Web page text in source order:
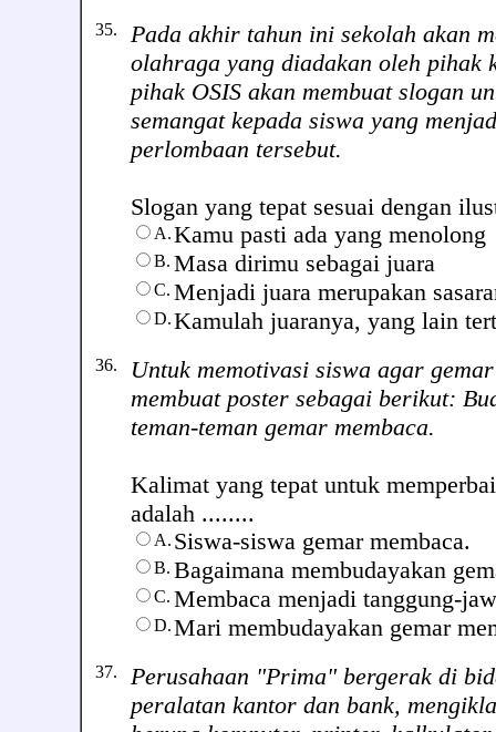
35. Pada akhir tahun ini sekolah akan
olahraga yang diadakan oleh pihak
pihak OSIS akan membuat slogan
semangat kepada siswa yang
perlombaan tersebut.
Slogan yang tepat sesuai dengan
A.Kamu pasti ada yang menolong
B. Masa dirimu sebagai juara
C. Menjadi juara merupakan
D.Kamulah juaranya, yang lain
36.
Untuk memotivasi siswa agar
membuat poster sebagai berikut:
teman-teman gemar membaca.
Kalimat yang tepat untuk
adalah ........
A. Siswa-siswa gemar membaca.
B. Bagaimana membudayakan
C. Membaca menjadi tanggung-
D.Mari membudayakan gemar
37. Perusahaan "Prima" bergerak di
peralatan kantor dan bank,